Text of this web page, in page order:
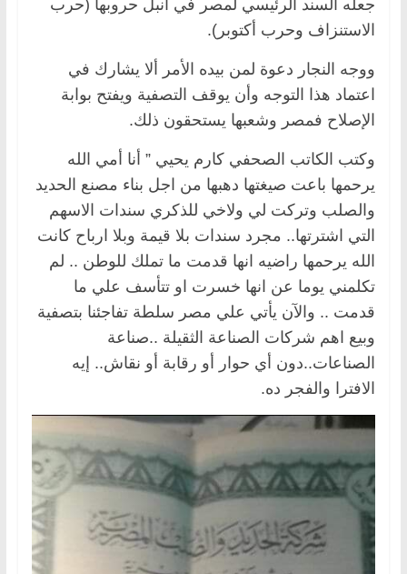
جعله السند الرئيسي لمصر في أنبل حروبها (حرب
الاستنزاف وحرب أكتوبر).
ووجه النجار دعوة لمن بيده الأمر ألا يشارك في
اعتماد هذا التوجه وأن يوقف التصفية ويفتح بوابة
الإصلاح فمصر وشعبها يستحقون ذلك.
وكتب الكاتب الصحفي كارم يحيي ” أنا أمي الله
يرحمها باعت صيغتها دهبها من اجل بناء مصنع الحديد
والصلب وتركت لي ولاخي للذكري سندات الاسهم
التي اشترتها.. مجرد سندات بلا قيمة وبلا ارباح كانت
الله يرحمها راضيه انها قدمت ما تملك للوطن .. لم
تكلمني يوما عن انها خسرت او تتأسف علي ما
قدمت .. والآن يأتي علي مصر سلطة تفاجئنا بتصفية
وبيع اهم شركات الصناعة الثقيلة ..صناعة
الصناعات..دون أي حوار أو رقابة أو نقاش.. إيه
الافترا والفجر ده.